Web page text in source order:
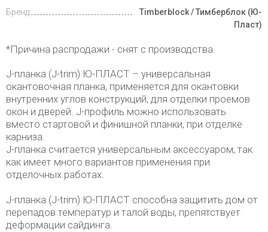
Бренд
Timberblock / Тимберблок (Ю-
Пласт)
*Причина распродажи - снят с производства.
J-планка (J-trim) Ю-ПЛАСТ – универсальная
окантовочная планка, применяется для окантовки
внутренних углов конструкций, для отделки проемов
окон и дверей. J-профиль можно использовать
вместо стартовой и финишной планки, при отделке
карниза.
J-планка считается универсальным аксессуаром, так
как имеет много вариантов применения при
отделочных работах.
J-планка (J-trim) Ю-ПЛАСТ способна защитить дом от
перепадов температур и талой воды, препятствует
деформации сайдинга.